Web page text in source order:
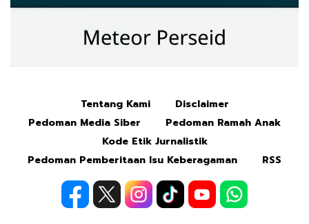
Tentang Kami
Disclaimer
Pedoman Media Siber
Pedoman Ramah Anak
Kode Etik Jurnalistik
Pedoman Pemberitaan Isu Keberagaman
RSS